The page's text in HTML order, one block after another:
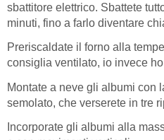
sbattitore elettrico. Sbattete
minuti, fino a farlo diventare
Preriscaldate il forno alla
consiglia ventilato, io invece
Montate a neve gli albumi con
semolato, che verserete in tre
Incorporate gli albumi alla